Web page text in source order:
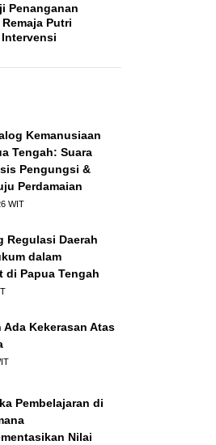
Penanganan
Putri
Kemanusiaan
Tengah: Suara
Pengungsi &
Perdamaian
WIT
Regulasi Daerah
dalam
di Papua Tengah
Ada Kekerasan Atas
Pembelajaran di
Nilai